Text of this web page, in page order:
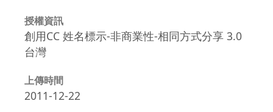
授權資訊
創用CC 姓名標示-非商業性-相同方式分享 3.0
台灣
上傳時間
2011-12-22